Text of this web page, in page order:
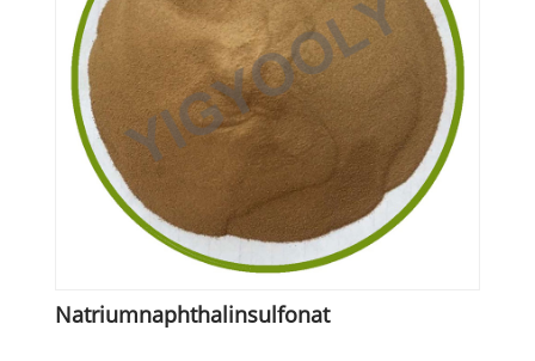
Natriumnaphthalinsulfonat